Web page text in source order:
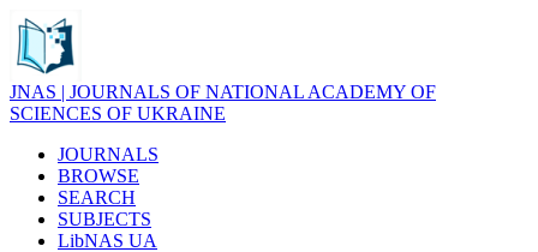
JNAS | JOURNALS OF NATIONAL ACADEMY OF
SCIENCES OF UKRAINE
JOURNALS
BROWSE
SEARCH
SUBJECTS
LibNAS UA